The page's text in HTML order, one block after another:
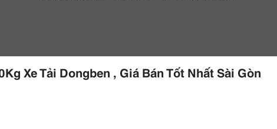
Xe Tải Dongben , Giá Bán Tốt Nhất Sài Gòn